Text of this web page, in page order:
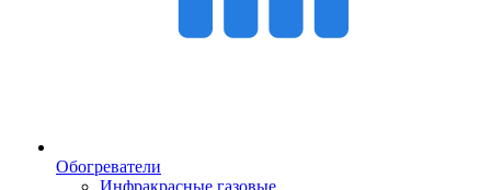
Обогреватели
Инфракрасные газовые